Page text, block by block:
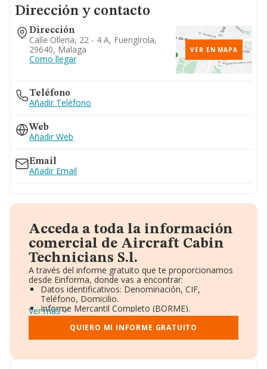
Dirección y contacto
Dirección
Calle Olleria, 22 - 4 A, Fuengirola,
29640, Malaga
Como llegar
VER EN MAPA
Teléfono
Añadir Teléfono
Web
Añadir Web
Email
Añadir Email
Acceda a toda la información
comercial de Aircraft Cabin
Technicians S.l.
A través del informe gratuito que te proporcionamos
desde Einforma, donde vas a encontrar:
Datos identificativos: Denominación, CIF,
Teléfono, Domicilio.
Informe Mercantil Completo (BORME).
Gráficos de Evolución Ventas y Empleados.
Consejo de Administración y Administradores.
Directivos y Ejecutivos.
Ver más
QUIERO MI INFORME GRATUITO